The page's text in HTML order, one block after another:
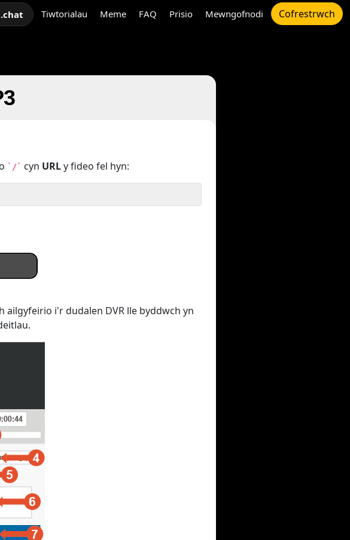
Tiwtorialau Meme FAQ Prisio Mewngofnodi Cofrestrwch
`/` cyn URLy fideo fel hyn:
ailgyfeirio i'r dudalen DVR lle byddwch yn